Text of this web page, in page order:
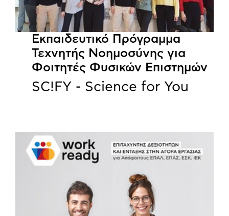
Εκπαιδευτικό Πρόγραμμα
Τεχνητής Νοημοσύνης για
Φοιτητές Φυσικών Επιστημών
SC!FY - Science for You